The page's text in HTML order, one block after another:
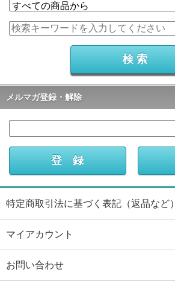
メルマガ登録・解除
特定商取引法に基づく表記（返品など）
マイアカウント
お問い合わせ